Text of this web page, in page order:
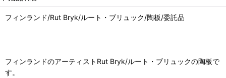
フィンランド/Rut Bryk/ルート・ブリュック/陶板/委託品
フィンランドのアーティストRut Bryk/ルート・ブリュックの陶板で
す。